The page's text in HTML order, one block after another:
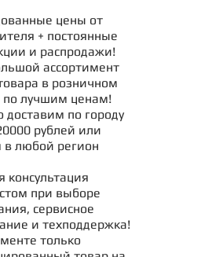
цены от
+ постоянные
и распродажи!
ассортимент
в розничном
по лучшим ценам!
доставим по городу
рублей или
в любой регион
консультация
при выборе
сервисное
и техподдержка!
только